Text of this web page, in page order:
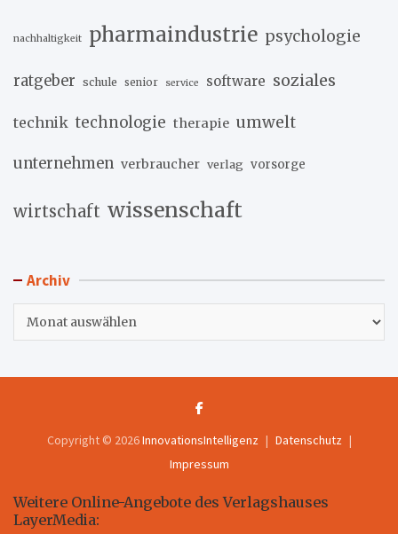
nachhaltigkeit pharmaindustrie psychologie
ratgeber schule senior service software soziales
technik technologie therapie umwelt
unternehmen verbraucher verlag vorsorge
wirtschaft wissenschaft
Archiv
Copyright © 2026InnovationsIntelligenz
Datenschutz
Impressum
Weitere Online-Angebote des Verlagshauses
LayerMedia: